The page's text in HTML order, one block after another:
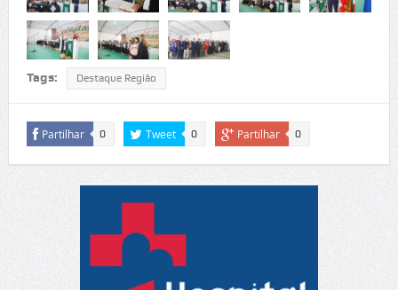
Tags: Destaque Região
Partilhar 0 Tweet 0 Partilhar 0